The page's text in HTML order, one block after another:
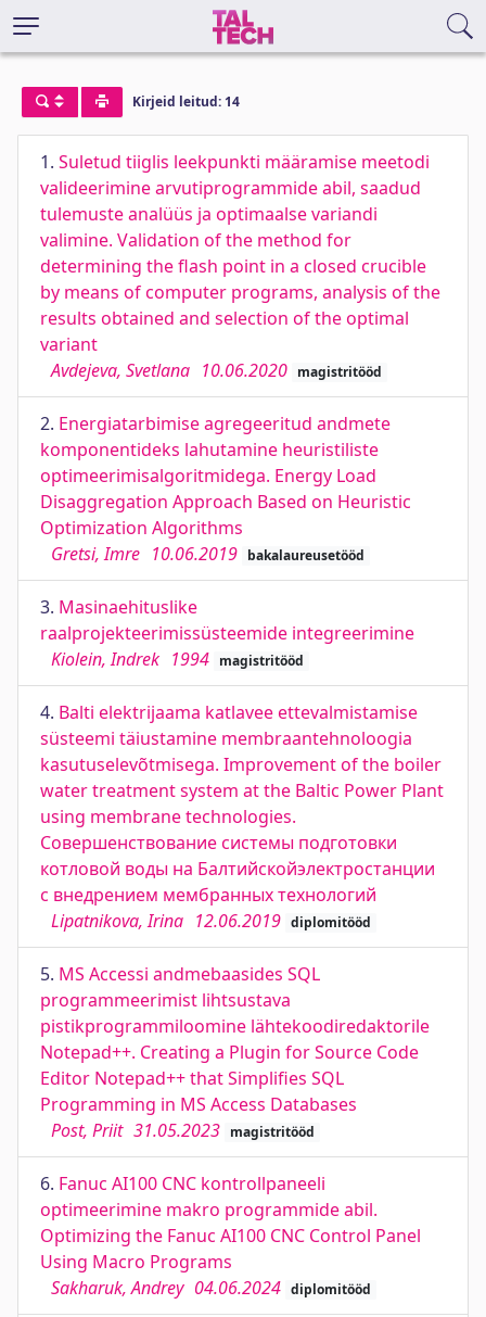
Kirjeid leitud: 14
1. Suletud tiiglis leekpunkti määramise meetodi
valideerimine arvutiprogrammide abil, saadud
tulemuste analüüs ja optimaalse variandi
valimine. Validation of the method for
determining the flash point in a closed crucible
by means of computer programs, analysis of the
results obtained and selection of the optimal
variant
Avdejeva, Svetlana 10.06.2020 magistritööd
2. Energiatarbimise agregeeritud andmete
komponentideks lahutamine heuristiliste
optimeerimisalgoritmidega. Energy Load
Disaggregation Approach Based on Heuristic
Optimization Algorithms
Gretsi, Imre 10.06.2019 bakalaureusetööd
3. Masinaehituslike
raalprojekteerimissüsteemide integreerimine
Kiolein, Indrek 1994 magistritööd
4. Balti elektrijaama katlavee ettevalmistamise
süsteemi täiustamine membraantehnoloogia
kasutuselevõtmisega. Improvement of the boiler
water treatment system at the Baltic Power Plant
using membrane technologies.
Совершенствование системы подготовки
котловой воды на Балтийскойэлектростанции
с внедрением мембранных технологий
Lipatnikova, Irina 12.06.2019 diplomitööd
5. MS Accessi andmebaasides SQL
programmeerimist lihtsustava
pistikprogrammiloomine lähtekoodiredaktorile
Notepad++. Creating a Plugin for Source Code
Editor Notepad++ that Simplifies SQL
Programming in MS Access Databases
Post, Priit 31.05.2023 magistritööd
6. Fanuc AI100 CNC kontrollpaneeli
optimeerimine makro programmide abil.
Optimizing the Fanuc AI100 CNC Control Panel
Using Macro Programs
Sakharuk, Andrey 04.06.2024 diplomitööd